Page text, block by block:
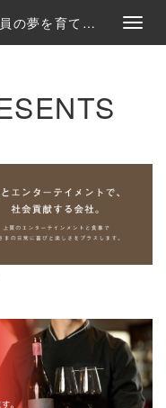
株式会社コスミー・プレゼンツ | 社員の夢を育て、一緒に実現する会社です。